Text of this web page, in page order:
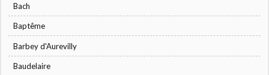
Bach
Baptême
Barbey d'Aurevilly
Baudelaire